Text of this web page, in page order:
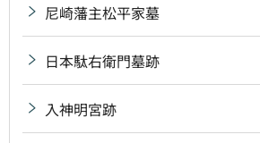
尼崎藩主松平家墓
日本駄右衛門墓跡
入神明宮跡